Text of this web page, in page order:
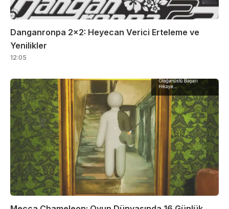
Danganronpa 2×2: Heyecan Verici Erteleme ve
Yenilikler
12:05